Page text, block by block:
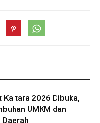
Kaltara 2026 Dibuka,
UMKM dan